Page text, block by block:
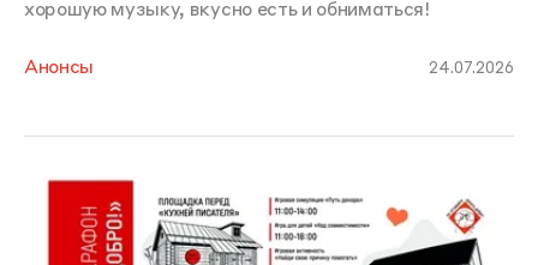
хорошую музыку, вкусно есть и обниматься!
Анонсы 24.07.2026